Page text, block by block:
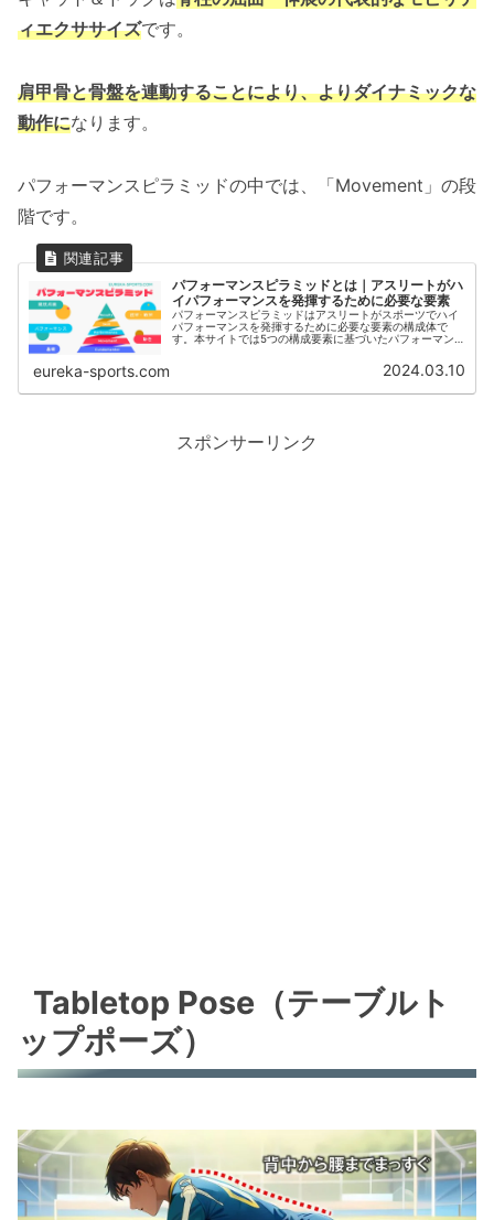
ィエクササイズです。
肩甲骨と骨盤を連動することにより、よりダイナミックな
動作になります。
パフォーマンスピラミッドの中では、「Movement」の段
階です。
パフォーマンスピラミッドとは｜アスリートがハ
イパフォーマンスを発揮するために必要な要素
パフォーマンスピラミッドはアスリートがスポーツでハイ
パフォーマンスを発揮するために必要な要素の構成体で
す。本サイトでは5つの構成要素に基づいたパフォーマン
には良い技術・戦術。良い技術・戦術を発揮するためには
良いパフォーマンス。良いパフォーマンスを発揮するため
ます。
eureka-sports.com 2024.03.10
スポンサーリンク
Tabletop Pose（テーブルト
ップポーズ）